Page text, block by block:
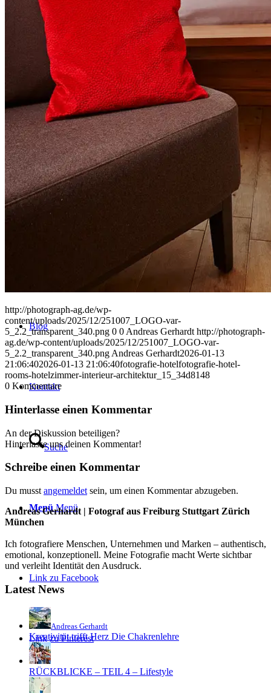
Corporate
Sports
Uniques
Projects
Blog
Kontakt
Suche
Menü Menü
Link zu Facebook
Link zu Pinterest
http://photograph-ag.de/wp-
content/uploads/2025/12/251007_LOGO-var-
5_2.2_transparent_340.png 0 0 Andreas Gerhardt http://photograph-
ag.de/wp-content/uploads/2025/12/251007_LOGO-var-
5_2.2_transparent_340.png Andreas Gerhardt2026-01-13
21:06:402026-01-13 21:06:40fotografie-hotelfotografie-hotel-
rooms-hotelzimmer-interieur-architektur_15_34d8148
0 Kommentare
Hinterlasse einen Kommentar
An der Diskussion beteiligen?
Hinterlasse uns deinen Kommentar!
Schreibe einen Kommentar
Du musst angemeldet sein, um einen Kommentar abzugeben.
Andreas Gerhardt | Fotograf aus Freiburg Stuttgart Zürich
München
Ich fotografiere Menschen, Unternehmen und Marken – authentisch,
emotional, konzeptionell. Meine Fotografie macht Werte sichtbar
und verleiht Identität den Ausdruck.
Latest News
Andreas Gerhardt
Kreativität trifft Herz Die Chakrenlehre
RÜCKBLICKE – TEIL 4 – Lifestyle